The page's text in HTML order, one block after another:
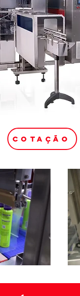
COTAÇÃO